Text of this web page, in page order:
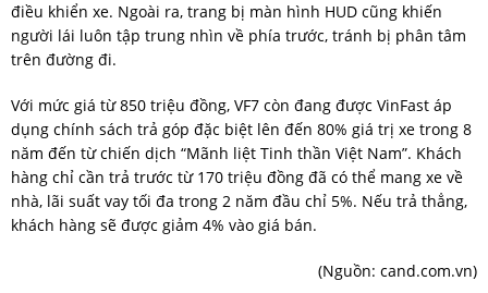
điều khiển xe. Ngoài ra, trang bị màn hình HUD cũng khiến
người lái luôn tập trung nhìn về phía trước, tránh bị phân tâm
trên đường đi.
Với mức giá từ 850 triệu đồng, VF7 còn đang được VinFast áp
dụng chính sách trả góp đặc biệt lên đến 80% giá trị xe trong 8
năm đến từ chiến dịch “Mãnh liệt Tinh thần Việt Nam”. Khách
hàng chỉ cần trả trước từ 170 triệu đồng đã có thể mang xe về
nhà, lãi suất vay tối đa trong 2 năm đầu chỉ 5%. Nếu trả thẳng,
khách hàng sẽ được giảm 4% vào giá bán.
(Nguồn: cand.com.vn)